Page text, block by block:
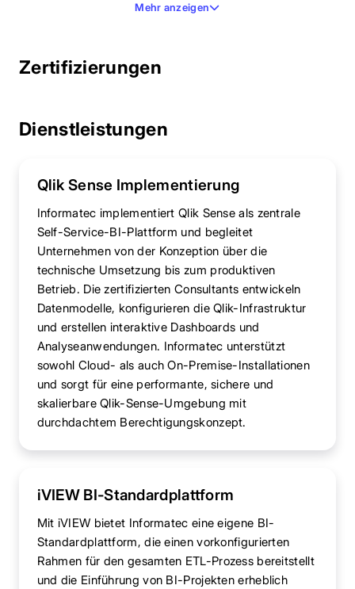
Mehr anzeigen
Zertifizierungen
Dienstleistungen
Qlik Sense Implementierung
Informatec implementiert Qlik Sense als zentrale
Self-Service-BI-Plattform und begleitet
Unternehmen von der Konzeption über die
technische Umsetzung bis zum produktiven
Betrieb. Die zertifizierten Consultants entwickeln
Datenmodelle, konfigurieren die Qlik-Infrastruktur
und erstellen interaktive Dashboards und
Analyseanwendungen. Informatec unterstützt
sowohl Cloud- als auch On-Premise-Installationen
und sorgt für eine performante, sichere und
skalierbare Qlik-Sense-Umgebung mit
durchdachtem Berechtigungskonzept.
iVIEW BI-Standardplattform
Mit iVIEW bietet Informatec eine eigene BI-
Standardplattform, die einen vorkonfigurierten
Rahmen für den gesamten ETL-Prozess bereitstellt
und die Einführung von BI-Projekten erheblich